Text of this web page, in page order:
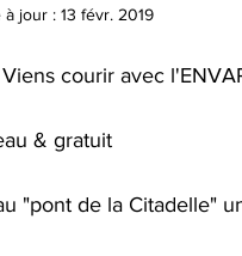
à jour : 13 févr. 2019
Viens courir avec
& gratuit
"pont de la Citadelle"